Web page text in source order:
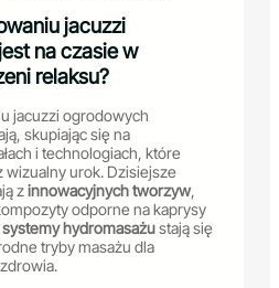
jacuzzi
na czasie w
relaksu?
jacuzzi ogrodowych
skupiając się na
i technologiach, które
urok. Dzisiejsze
zinnowacyjnych tworzyw,
odporne na kaprysy
hydromasażustają się
tryby masażu dla